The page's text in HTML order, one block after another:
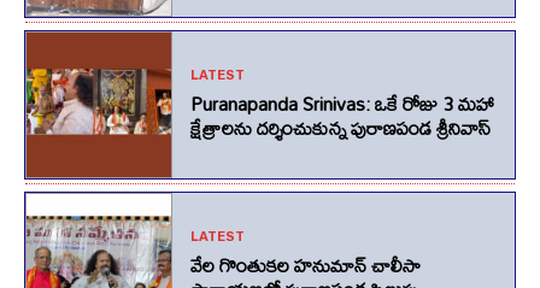
LATEST
Puranapanda Srinivas: ఒకే రోజు 3 మహా
క్షేత్రాలను దర్శించుకున్న పురాణపండ శ్రీనివాస్
LATEST
వేల గొంతుకల హనుమాన్ చాలీసా